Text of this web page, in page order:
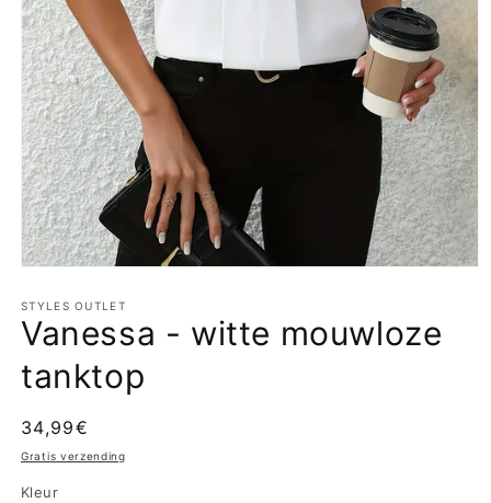
openen
in
modaal
STYLES OUTLET
Vanessa - witte mouwloze
tanktop
Normale
prijs
34,99€
Gratis verzending
Kleur